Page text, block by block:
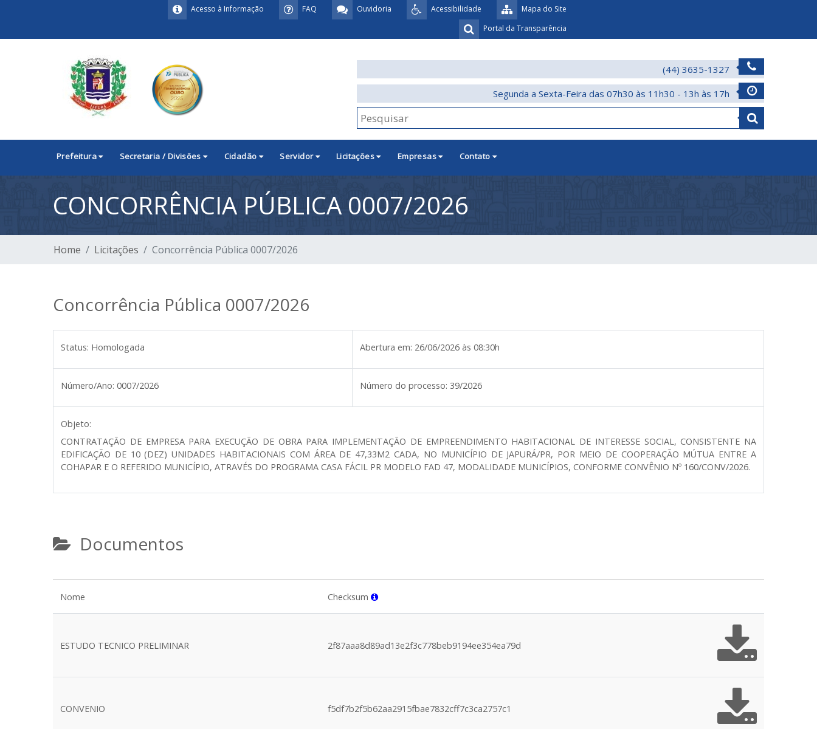
Mapa do Site
Acessibilidade
Ouvidoria
FAQ
Acesso à Informação
Portal da Transparência
(44) 3635-1327
Segunda a Sexta-Feira das 07h30 às 11h30 - 13h às 17h
Prefeitura Secretaria / Divisões Cidadão Servidor Licitações Empresas Contato
CONCORRÊNCIA PÚBLICA 0007/2026
Home Licitações Concorrência Pública 0007/2026
Concorrência Pública 0007/2026
Status: Homologada Abertura em: 26/06/2026 às 08:30h
Número/Ano: 0007/2026 Número do processo: 39/2026
Objeto:
CONTRATAÇÃO DE EMPRESA PARA EXECUÇÃO DE OBRA PARA IMPLEMENTAÇÃO DE EMPREENDIMENTO HABITACIONAL DE INTERESSE SOCIAL, CONSISTENTE NA
EDIFICAÇÃO DE 10 (DEZ) UNIDADES HABITACIONAIS COM ÁREA DE 47,33M2 CADA, NO MUNICÍPIO DE JAPURÁ/PR, POR MEIO DE COOPERAÇÃO MÚTUA ENTRE A
COHAPAR E O REFERIDO MUNICÍPIO, ATRAVÉS DO PROGRAMA CASA FÁCIL PR MODELO FAD 47, MODALIDADE MUNICÍPIOS, CONFORME CONVÊNIO Nº 160/CONV/2026.
Documentos
Nome Checksum
ESTUDO TECNICO PRELIMINAR 2f87aaa8d89ad13e2f3c778beb9194ee354ea79d
CONVENIO f5df7b2f5b62aa2915fbae7832cff7c3ca2757c1